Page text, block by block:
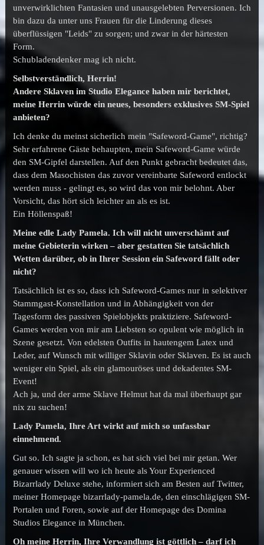
unverwirklichten Fantasien und unausgelebten Perversionen. Ich
bin dazu da unter uns Frauen für die Linderung dieses
überflüssigen "Leids" zu sorgen; und zwar in der härtesten
Form.
Schubladendenker mag ich nicht.
Selbstverständlich, Herrin!
Andere Sklaven im Studio Elegance haben mir berichtet,
meine Herrin würde ein neues, besonders exklusives SM-Spiel
anbieten?
Ich denke du meinst sicherlich mein "Safeword-Game", richtig?
Sehr erfahrene Gäste behaupten, mein Safeword-Game würde
den SM-Gipfel darstellen. Auf den Punkt gebracht bedeutet das,
dass dem Masochisten das zuvor vereinbarte Safeword entlockt
werden muss - gelingt es, so wird das von mir belohnt. Aber
Vorsicht, das hört sich leichter an als es ist.
Ein Höllenspaß!
Meine edle Lady Pamela. Ich will nicht unverschämt auf
meine Gebieterin wirken – aber gestatten Sie tatsächlich
Wetten darüber, ob in Ihrer Session ein Safeword fällt oder
nicht?
Tatsächlich ist es so, dass ich Safeword-Games nur in selektiver
Stammgast-Konstellation und in Abhängigkeit von der
Tagesform des passiven Spielobjekts praktiziere. Safeword-
Games werden von mir am Liebsten so opulent wie möglich in
Szene gesetzt. Von edelsten Outfits in hautengem Latex und
Leder, auf Wunsch mit williger Sklavin oder Sklaven. Es ist auch
weniger ein Spiel, als ein glamouröses und dekadentes SM-
Event!
Ach ja, und der arme Sklave Helmut hat da mal überhaupt gar
nix zu suchen!
Lady Pamela, Ihre Art wirkt auf mich so unfassbar
einnehmend.
Gut so. Ich sagte ja schon, es hat sich viel bei mir getan. Wer
genauer wissen will wo ich heute als Your Experienced
Bizarrlady Deluxe stehe, informiert sich am Besten auf Twitter,
meiner Homepage bizarrlady-pamela.de, den einschlägigen SM-
Portalen und Foren, sowie auf der Homepage des Domina
Studios Elegance in München.
Oh meine Herrin, Ihre Verwandlung ist göttlich – darf ich